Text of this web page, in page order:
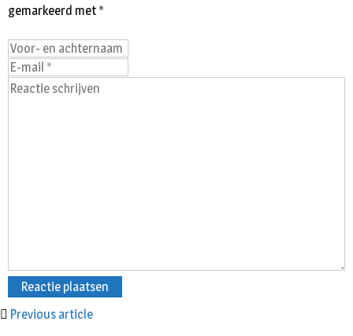
Previous article
gemarkeerd met *